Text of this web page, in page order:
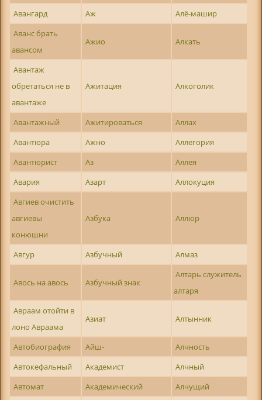
Авангард
Аж
Алё-машир
Аванс брать
авансом
Ажио Алкать
Авантаж
обретаться не в
авантаже
Ажитация Алкоголик
Авантажный Ажитироваться
Аллах
Авантюра
Ажно
Аллегория
Авантюрист
Аз
Аллея
Авария
Азарт
Аллокуция
Авгиев очистить
авгиевы
конюшни
Азбука Аллюр
Авгур Азбучный Алмаз
Авось на авось Азбучный знак
Алтарь служитель
алтаря
Авраам отойти в
лоно Авраама
Азиат Алтынник
Автобиография Айш-
Алчность
Автокефальный
Академист
Алчный
Автомат
Академический
Алчущий